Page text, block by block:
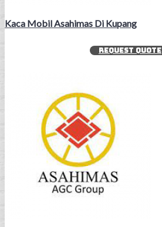
Kaca Mobil Asahimas Di Kupang
REQUEST QUOTE